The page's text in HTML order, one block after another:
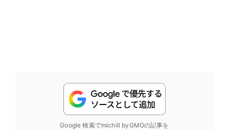
Google 検索でmichill byGMOの記事を